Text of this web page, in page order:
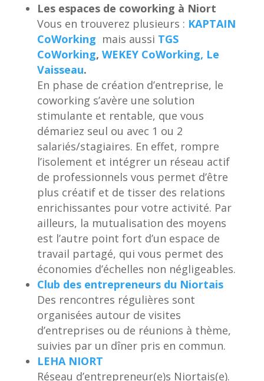
Les espaces de coworking à Niort
Vous en trouverez plusieurs : KAPTAIN
CoWorking mais aussi TGS
CoWorking, WEKEY CoWorking, Le
Vaisseau.
En phase de création d’entreprise, le
coworking s’avère une solution
stimulante et rentable, que vous
démariez seul ou avec 1 ou 2
salariés/stagiaires. En effet, rompre
l’isolement et intégrer un réseau actif
de professionnels vous permet d’être
plus créatif et de tisser des relations
enrichissantes pour votre activité. Par
ailleurs, la mutualisation des moyens
est l’autre point fort d’un espace de
travail partagé, qui vous permet des
économies d’échelles non négligeables.
Club des entrepreneurs du Niortais
Des rencontres régulières sont
organisées autour de visites
d’entreprises ou de réunions à thème,
suivies par un dîner pris en commun.
LEHA NIORT
Réseau d’entrepreneur(e)s Niortais(e).